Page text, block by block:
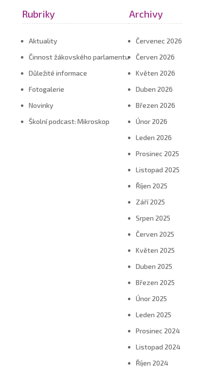
Rubriky
Aktuality
Činnost žákovského parlamentu
Důležité informace
Fotogalerie
Novinky
Školní podcast: Mikroskop
Archivy
Červenec 2026
Červen 2026
Květen 2026
Duben 2026
Březen 2026
Únor 2026
Leden 2026
Prosinec 2025
Listopad 2025
Říjen 2025
Září 2025
Srpen 2025
Červen 2025
Květen 2025
Duben 2025
Březen 2025
Únor 2025
Leden 2025
Prosinec 2024
Listopad 2024
Říjen 2024